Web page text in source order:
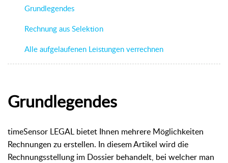
Grundlegendes
Rechnung aus Selektion
Alle aufgelaufenen Leistungen verrechnen
Grundlegendes
timeSensor LEGAL bietet Ihnen mehrere Möglichkeiten
Rechnungen zu erstellen. In diesem Artikel wird die
Rechnungsstellung im Dossier behandelt, bei welcher man